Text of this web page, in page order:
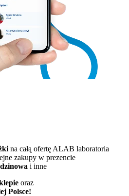
na całą ofertę ALAB laboratoria
zakupy w prezencie
i inne
oraz
Polsce!